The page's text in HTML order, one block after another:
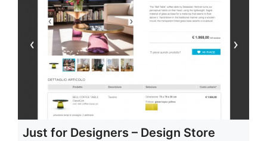
Just for Designers – Design Store